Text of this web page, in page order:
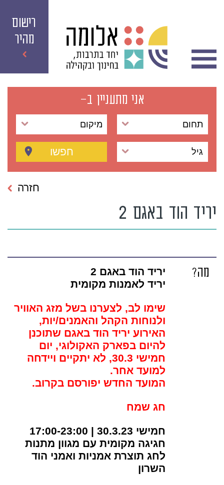
רישום
מהיר
אני מתעניין ב-
תחום מיקום
גיל חפשו
יריד הוד באגם 2
חזרה
מה?
יריד הוד באגם 2
יריד לאמנות מקומית
שימו לב, לצערנו בשל מזג האוויר
ולנוחות הקהל והאמנים/יות,
האירוע יריד הוד באגם שתוכנן
להיום בפארק האקולוגי, יום
חמישי 30.3, לא יתקיים ויידחה
למועד אחר.
המועד החדש יפורסם בקרוב.
חג שמח
חמישי 30.3.23 | 17:00-23:00
חגיגה מקומית עם מגוון מתנות
לחג תוצרת אמניות ואמני הוד
השרון